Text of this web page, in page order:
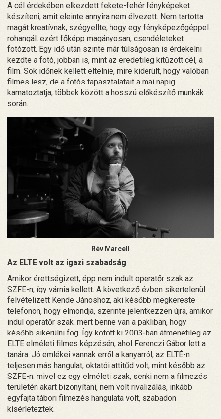
A cél érdekében elkezdett fekete-fehér fényképeket
készíteni, amit eleinte annyira nem élvezett. Nem tartotta
magát kreatívnak, szégyellte, hogy egy fényképezőgéppel
rohangál, ezért főképp magányosan, csendéleteket
fotózott. Egy idő után szinte már túlságosan is érdekelni
kezdte a fotó, jobban is, mint az eredetileg kitűzött cél, a
film. Sok időnek kellett eltelnie, mire kiderült, hogy valóban
filmes lesz, de a fotós tapasztalatait a mai napig
kamatoztatja, többek között a hosszú előkészítő munkák
során.
Rév Marcell
Az ELTE volt az igazi szabadság
Amikor érettségizett, épp nem indult operatőr szak az
SZFE-n, így várnia kellett. A következő évben sikertelenül
felvételizett Kende Jánoshoz, aki később megkereste
telefonon, hogy elmondja, szerinte jelentkezzen újra, amikor
indul operatőr szak, mert benne van a pakliban, hogy
később sikerülni fog. Így kötött ki 2003-ban átmenetileg az
ELTE elméleti filmes képzésén, ahol Ferenczi Gábor lett a
tanára. Jó emlékei vannak erről a kanyarról, az ELTÉ-n
teljesen más hangulat, oktatói attitűd volt, mint később az
SZFE-n: mivel ez egy elméleti szak, senki nem a filmezés
területén akart bizonyítani, nem volt rivalizálás, inkább
egyfajta tábori filmezés hangulata volt, szabadon
kísérleteztek.